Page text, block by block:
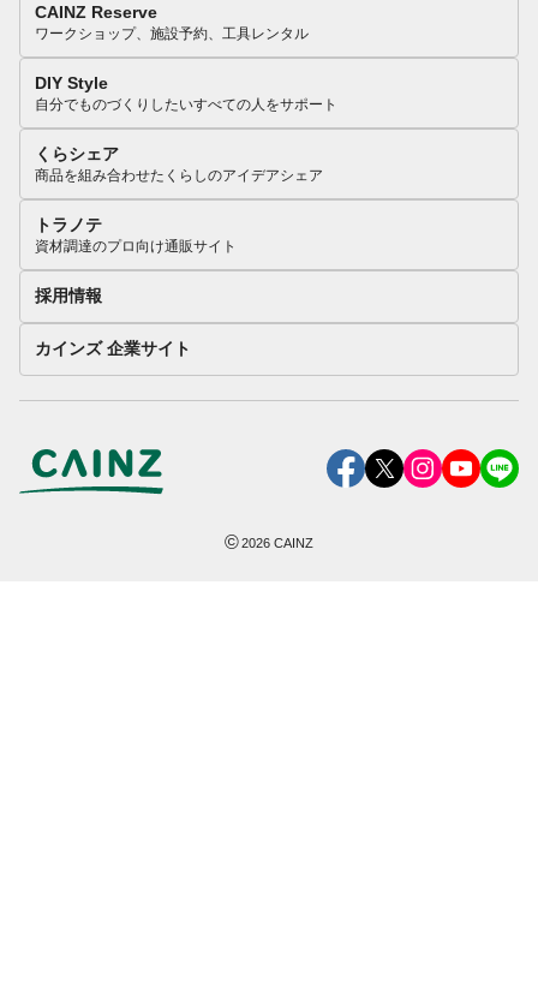
CAINZ Reserve
ワークショップ、施設予約、工具レンタル
DIY Style
自分でものづくりしたいすべての人をサポート
くらシェア
商品を組み合わせたくらしのアイデアシェア
トラノテ
資材調達のプロ向け通販サイト
採用情報
カインズ 企業サイト
©2026 CAINZ